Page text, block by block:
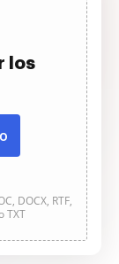
los
DOCX, RTF,
TXT